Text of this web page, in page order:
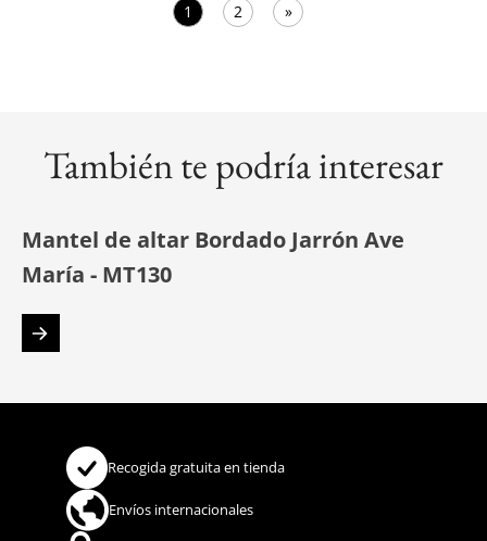
1 2 »
También te podría interesar
Mantel de altar Bordado Jarrón Ave
María - MT130
Recogida gratuita en tienda
Envíos internacionales